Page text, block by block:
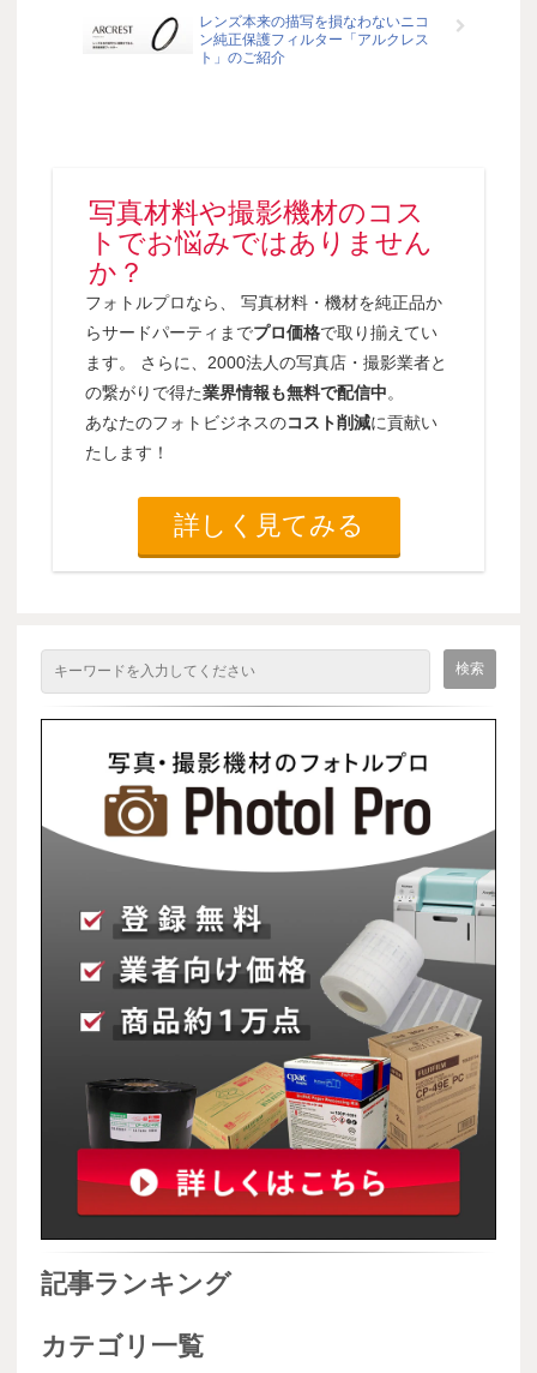
レンズ本来の描写を損なわないニコ
ン純正保護フィルター「アルクレス
ト」のご紹介
写真材料や撮影機材のコス
トでお悩みではありません
か？
フォトルプロなら、 写真材料・機材を純正品か
らサードパーティまでプロ価格で取り揃えてい
ます。 さらに、2000法人の写真店・撮影業者と
の繋がりで得た業界情報も無料で配信中。
あなたのフォトビジネスのコスト削減に貢献い
たします！
詳しく見てみる
記事ランキング
カテゴリ一覧